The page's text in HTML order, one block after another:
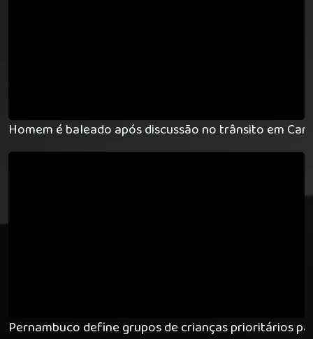
Homem é baleado após discussão no trânsito em
Pernambuco define grupos de crianças prioritários